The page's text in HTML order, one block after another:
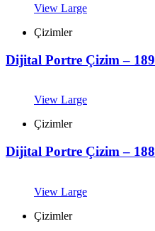
View Large
Çizimler
Dijital Portre Çizim – 189
View Large
Çizimler
Dijital Portre Çizim – 188
View Large
Çizimler